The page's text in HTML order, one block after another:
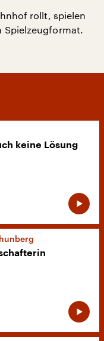
rollt, spielen
Spielzeugformat.
keine Lösung